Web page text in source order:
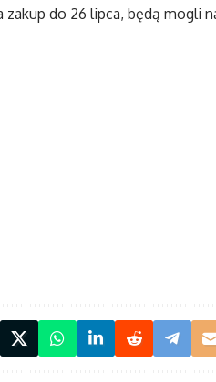
do 26 lipca, będą mogli